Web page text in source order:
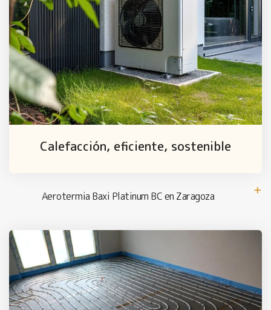
Calefacción, eficiente, sostenible
Aerotermia Baxi Platinum BC en Zaragoza